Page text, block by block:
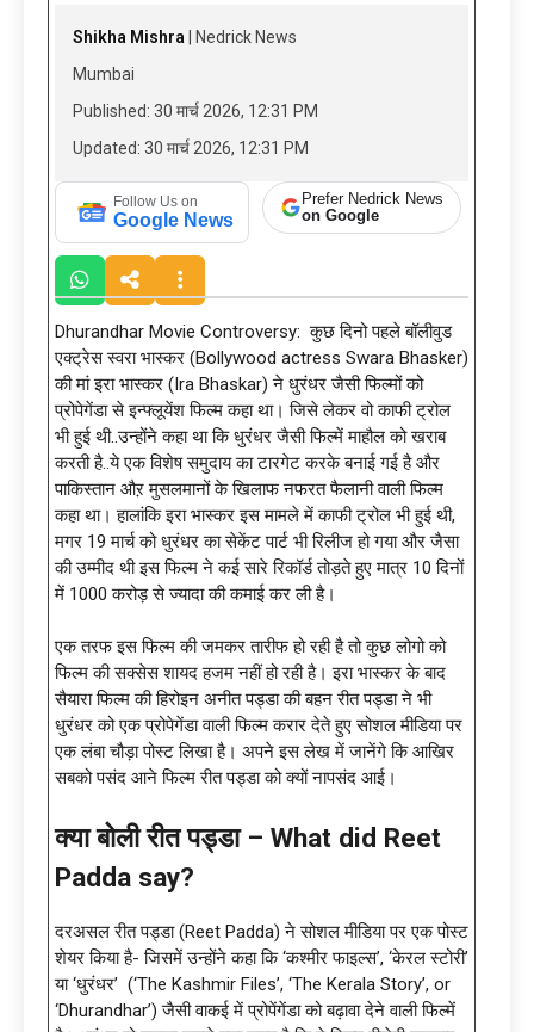
Shikha Mishra | Nedrick News
Mumbai
Published: 30 मार्च 2026, 12:31 PM
Updated: 30 मार्च 2026, 12:31 PM
Follow Us on
Google News
Prefer Nedrick News
on Google
Dhurandhar Movie Controversy: कुछ दिनो पहले बॉलीवुड
एक्ट्रेस स्वरा भास्कर (Bollywood actress Swara Bhasker)
की मां इरा भास्कर (Ira Bhaskar) ने धुरंधर जैसी फिल्मों को
प्रोपेगेंडा से इन्फ्लूयेंश फिल्म कहा था। जिसे लेकर वो काफी ट्रोल
भी हुई थी..उन्होंने कहा था कि धुरंधर जैसी फिल्में माहौल को खराब
करती है..ये एक विशेष समुदाय का टारगेट करके बनाई गई है और
पाकिस्तान औऱ मुसलमानों के खिलाफ नफरत फैलानी वाली फिल्म
कहा था। हालांकि इरा भास्कर इस मामले में काफी ट्रोल भी हुई थी,
मगर 19 मार्च को धुरंधर का सेकेंट पार्ट भी रिलीज हो गया और जैसा
की उम्मीद थी इस फिल्म ने कई सारे रिकॉर्ड तोड़ते हुए मात्र 10 दिनों
में 1000 करोड़ से ज्यादा की कमाई कर ली है।
एक तरफ इस फिल्म की जमकर तारीफ हो रही है तो कुछ लोगो को
फिल्म की सक्सेस शायद हजम नहीं हो रही है। इरा भास्कर के बाद
सैयारा फिल्म की हिरोइन अनीत पड्डा की बहन रीत पड्डा ने भी
धुरंधर को एक प्रोपेगेंडा वाली फिल्म करार देते हुए सोशल मीडिया पर
एक लंबा चौड़ा पोस्ट लिखा है। अपने इस लेख में जानेंगे कि आखिर
सबको पसंद आने फिल्म रीत पड्डा को क्यों नापसंद आई।
क्या बोली रीत पड्डा – What did Reet
Padda say?
दरअसल रीत पड्डा (Reet Padda) ने सोशल मीडिया पर एक पोस्ट
शेयर किया है- जिसमें उन्होंने कहा कि ‘कश्मीर फाइल्स’, ‘केरल स्टोरी’
या ‘धुरंधर’ (‘The Kashmir Files’, ‘The Kerala Story’, or
‘Dhurandhar’) जैसी वाकई में प्रोपेंगेंडा को बढ़ावा देने वाली फिल्में